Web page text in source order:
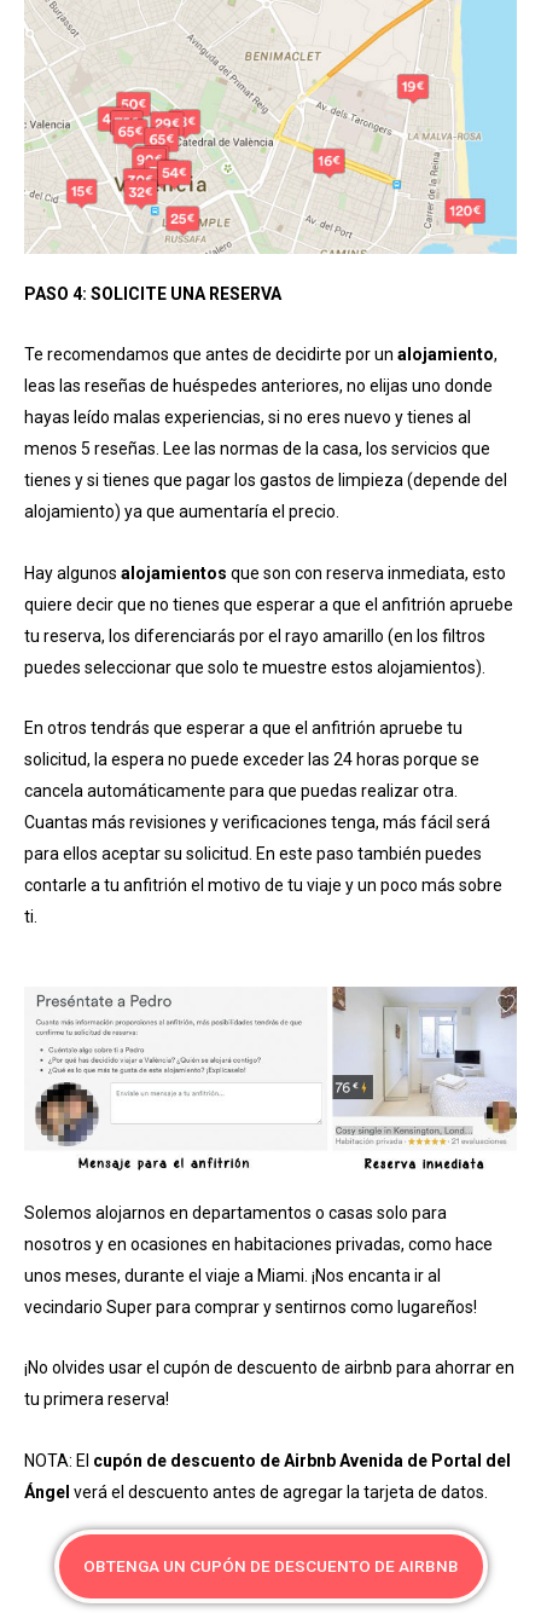
PASO 4: SOLICITE UNA RESERVA
Te recomendamos que antes de decidirte por un alojamiento,
leas las reseñas de huéspedes anteriores, no elijas uno donde
hayas leído malas experiencias, si no eres nuevo y tienes al
menos 5 reseñas. Lee las normas de la casa, los servicios que
tienes y si tienes que pagar los gastos de limpieza (depende del
alojamiento) ya que aumentaría el precio.
Hay algunos alojamientos que son con reserva inmediata, esto
quiere decir que no tienes que esperar a que el anfitrión apruebe
tu reserva, los diferenciarás por el rayo amarillo (en los filtros
puedes seleccionar que solo te muestre estos alojamientos).
En otros tendrás que esperar a que el anfitrión apruebe tu
solicitud, la espera no puede exceder las 24 horas porque se
cancela automáticamente para que puedas realizar otra.
Cuantas más revisiones y verificaciones tenga, más fácil será
para ellos aceptar su solicitud. En este paso también puedes
contarle a tu anfitrión el motivo de tu viaje y un poco más sobre
ti.
Solemos alojarnos en departamentos o casas solo para
nosotros y en ocasiones en habitaciones privadas, como hace
unos meses, durante el viaje a Miami. ¡Nos encanta ir al
vecindario Super para comprar y sentirnos como lugareños!
¡No olvides usar el cupón de descuento de airbnb para ahorrar en
tu primera reserva!
NOTA: El cupón de descuento de Airbnb Avenida de Portal del
Ángel verá el descuento antes de agregar la tarjeta de datos.
OBTENGA UN CUPÓN DE DESCUENTO DE AIRBNB